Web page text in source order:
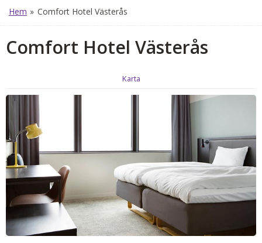
Hem » Comfort Hotel Västerås
Comfort Hotel Västerås
Karta